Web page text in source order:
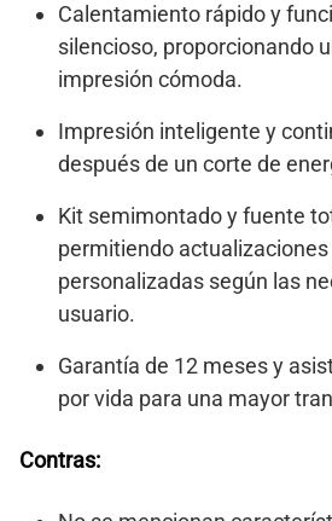
Calentamiento rápido y
silencioso, proporcionando
impresión cómoda.
Impresión inteligente y
después de un corte de
Kit semimontado y fuente
permitiendo
personalizadas según las
usuario.
Garantía de 12 meses y
por vida para una mayor
Contras: